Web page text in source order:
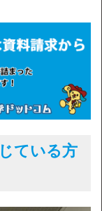
ている方